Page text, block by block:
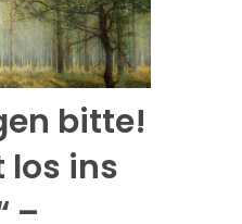
bitte!
los ins
–